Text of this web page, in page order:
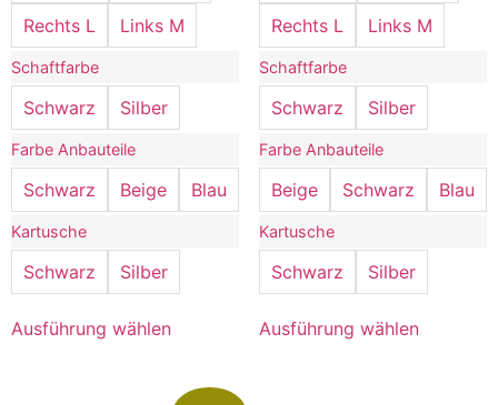
Rechts L
Links M
Schaftfarbe
Schwarz Silber
Farbe Anbauteile
Schwarz Beige Blau
Kartusche
Schwarz Silber
Ausführung wählen
Rechts L
Links M
Schaftfarbe
Schwarz Silber
Farbe Anbauteile
Beige Schwarz Blau
Kartusche
Schwarz Silber
Ausführung wählen